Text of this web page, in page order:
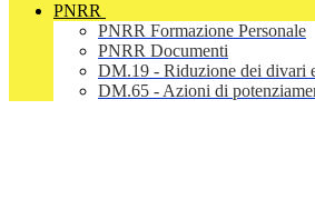
PNRR
PNRR Formazione Personale
PNRR Documenti
DM.19 - Riduzione dei divari
DM.65 - Azioni di